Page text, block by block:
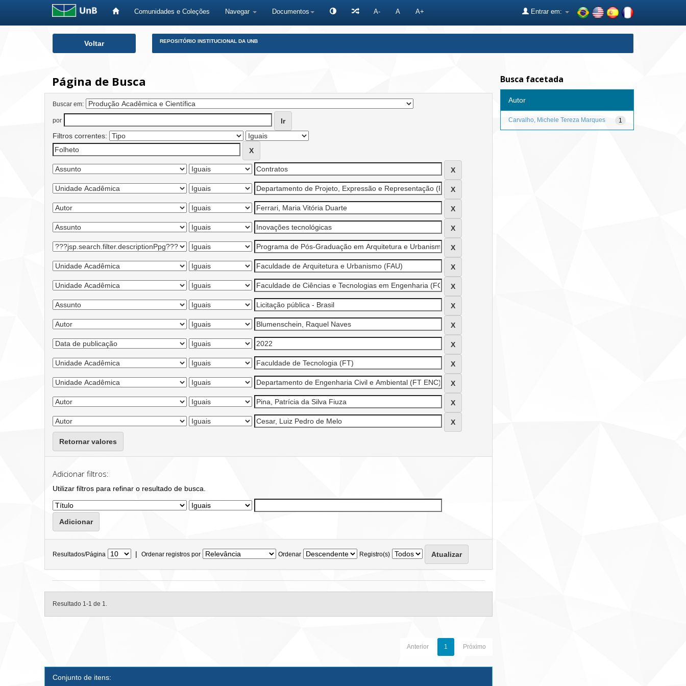
Comunidades e Coleções Navegar Documentos A- A A+ Entrar em:
Voltar REPOSITÓRIO INSTITUCIONAL DA UNB
Página de Busca
Buscar em:
por
Filtros correntes:
Retornar valores
Adicionar filtros:
Utilizar filtros para refinar o resultado de busca.
Resultados/Página | Ordenar registros por Ordenar Registro(s)
Resultado 1-1 de 1.
Anterior 1 Próximo
Conjunto de itens:
Busca facetada
Autor
1
Carvalho, Michele Tereza Marques